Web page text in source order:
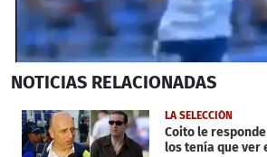
seconds
39
seconds
NOTICIAS RELACIONADAS
LA SELECCIÓN
Coito le
los tenía que ver